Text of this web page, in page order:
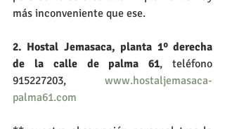
más inconveniente que ese.
2. Hostal Jemasaca, planta 1º derecha
de la calle de palma 61, teléfono
915227203,
www.hostaljemasaca-
palma61.com